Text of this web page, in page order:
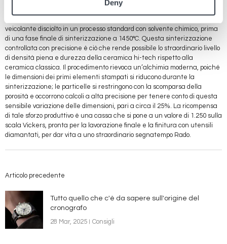
Deny
veicolante disciolto in un processo standard con solvente chimico, prima
di una fase finale di sinterizzazione a 1450°C. Questa sinterizzazione
controllata con precisione è ciò che rende possibile lo straordinario livello
di densità piena e durezza della ceramica hi-tech rispetto alla
ceramica classica. Il procedimento rievoca un’alchimia moderna, poiché
le dimensioni dei primi elementi stampati si riducono durante la
sinterizzazione; le particelle si restringono con la scomparsa della
porosità e occorrono calcoli a alta precisione per tenere conto di questa
sensibile variazione delle dimensioni, pari a circa il 25%. La ricompensa
di tale sforzo produttivo è una cassa che si pone a un valore di 1.250 sulla
scala Vickers, pronta per la lavorazione finale e la finitura con utensili
diamantati, per dar vita a uno straordinario segnatempo Rado.
Articolo precedente
Tutto quello che c'è da sapere sull'origine del
cronografo
28 Mar, 2025
Consigli